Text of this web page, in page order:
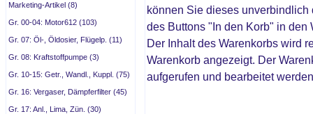
Marketing-Artikel (8)
Gr. 00-04: Motor612 (103)
Gr. 07: Öl-, Öldosier, Flügelp. (11)
Gr. 08: Kraftstoffpumpe (3)
Gr. 10-15: Getr., Wandl., Kuppl. (75)
Gr. 16: Vergaser, Dämpferfilter (45)
Gr. 17: Anl., Lima, Zün. (30)
können Sie dieses unverbindlich
des Buttons "In den Korb" in den
Der Inhalt des Warenkorbs wird
Warenkorb angezeigt. Der
aufgerufen und bearbeitet